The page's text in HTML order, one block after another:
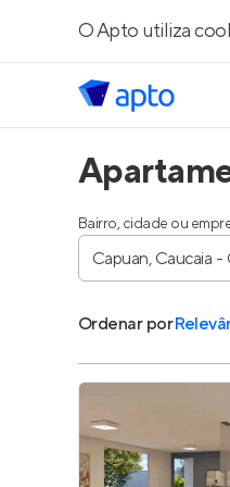
O Apto utiliza
Bairro, cidade ou
Ordenar por